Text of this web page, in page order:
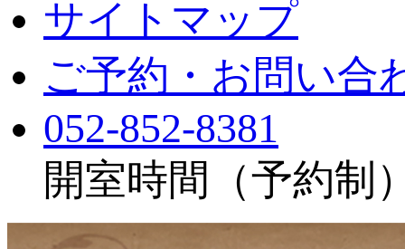
サイトマップ
ご予約・お問い合
052-852-8381
開室時間（予約制